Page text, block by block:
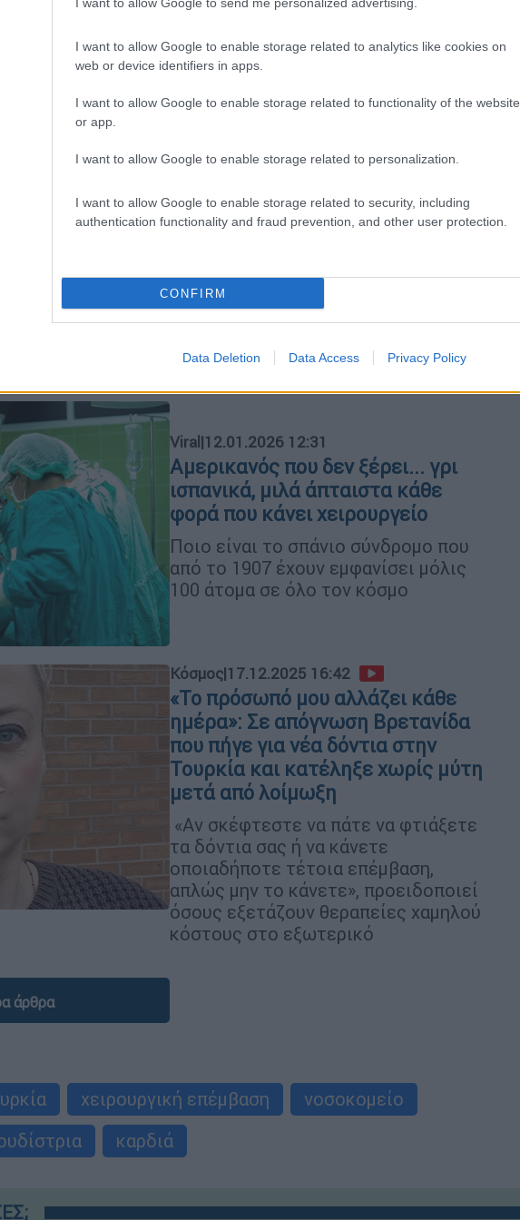
I want to allow Google to enable storage related to analytics like cookies on
web or device identifiers in apps.
I want to allow Google to enable storage related to functionality of the website
or app.
I want to allow Google to enable storage related to personalization.
I want to allow Google to enable storage related to security, including
authentication functionality and fraud prevention, and other user protection.
CONFIRM
Data Deletion Data Access Privacy Policy
στο νοσοκομείο «Ευαγγελισμός»
Ελλάδα|05.04.2026 08:45
ζωή του δίνει ο 17χρονος που
παρασύρθηκε από λεωφορείο -
Το φριχτό ατύχημα συνέβη την ώρα
που ο περίπου 17 ετών νεαρός
βρισκόταν με τους φίλους του κοντά
στο Δημοτικό Θέατρο Πειραιά
Viral|12.01.2026 12:31
Αμερικανός που δεν ξέρει... γρι
ισπανικά, μιλά άπταιστα κάθε
φορά που κάνει χειρουργείο
Ποιο είναι το σπάνιο σύνδρομο που
από το 1907 έχουν εμφανίσει μόλις
100 άτομα σε όλο τον κόσμο
Κόσμος|17.12.2025 16:42
«Το πρόσωπό μου αλλάζει κάθε
ημέρα»: Σε απόγνωση Βρετανίδα
που πήγε για νέα δόντια στην
Τουρκία και κατέληξε χωρίς μύτη
μετά από λοίμωξη
«Αν σκέφτεστε να πάτε να φτιάξετε
τα δόντια σας ή να κάνετε
οποιαδήποτε τέτοια επέμβαση,
απλώς μην το κάνετε», προειδοποιεί
όσους εξετάζουν θεραπείες χαμηλού
κόστους στο εξωτερικό
άρθρα
χειρουργική επέμβαση
νοσοκομείο
καρδιά